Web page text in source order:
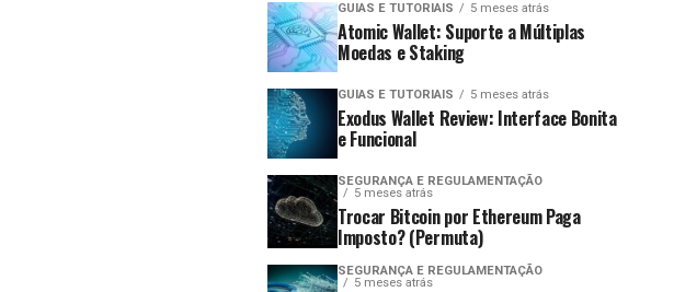
GUIAS E TUTORIAIS 5 meses atrás
Atomic Wallet: Suporte a Múltiplas
Moedas e Staking
GUIAS E TUTORIAIS 5 meses atrás
Exodus Wallet Review: Interface Bonita
e Funcional
SEGURANÇA E REGULAMENTAÇÃO
5 meses atrás
Trocar Bitcoin por Ethereum Paga
Imposto? (Permuta)
SEGURANÇA E REGULAMENTAÇÃO
5 meses atrás